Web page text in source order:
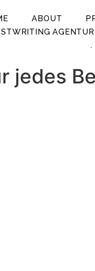
ABOUT
AGENTUR
.
jedes